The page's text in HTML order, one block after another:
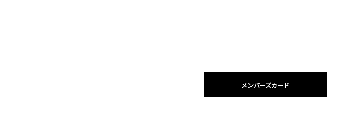
メンバーズカード